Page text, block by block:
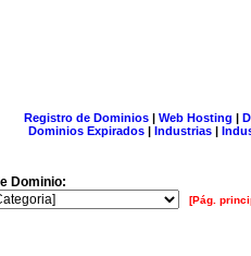
Registro de Dominios| Web Hosting |
Dominios Expirados | Industrias |
Dominio:
[Pág.